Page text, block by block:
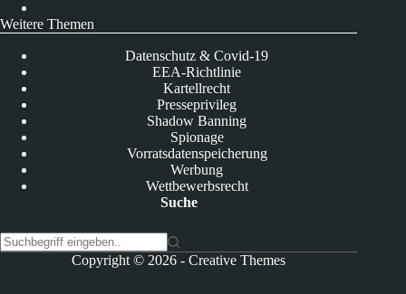
Weitere Themen
Datenschutz & Covid-19
EEA-Richtlinie
Kartellrecht
Presseprivileg
Shadow Banning
Spionage
Vorratsdatenspeicherung
Werbung
Wettbewerbsrecht
Suche
Copyright © 2026 -Creative Themes